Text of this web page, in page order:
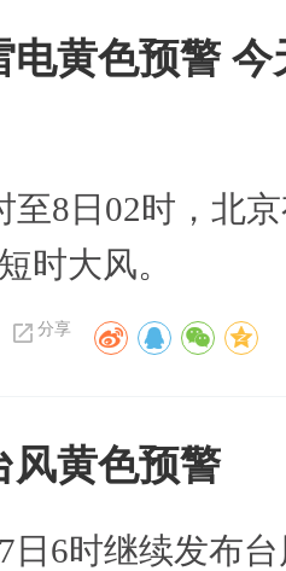
电黄色预警
至8日02时，北
时大风。
分享
风黄色预警
日6时继续发布